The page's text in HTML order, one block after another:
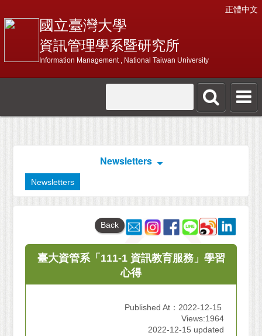
正體中文
國立臺灣大學
資訊管理學系暨研究所
Information Management , National Taiwan University
Newsletters
Newsletters
Back
臺大資管系「111-1 資訊教育服務」學習
心得
Published At：2022-12-15
Views:1964
2022-12-15 updated